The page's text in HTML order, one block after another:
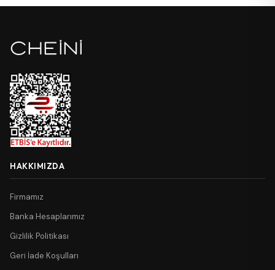
HAKKIMIZDA
Firmamız
Banka Hesaplarımız
Gizlilik Politikası
Geri İade Koşulları